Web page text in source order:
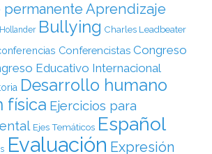
Aprendizaje
Bullying Charles Leadbeater
Conferencistas Congreso
Educativo Internacional
Desarrollo humano
física Ejercicios para
Ejes Temáticos Español
Evaluación Expresión